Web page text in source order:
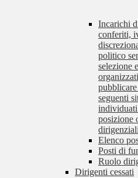
Incarichi
conferiti,
politico
selezione
seguenti
posizione
Elenco
Posti di
Ruolo
Dirigenti cessati